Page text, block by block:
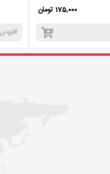
175,000 تومان